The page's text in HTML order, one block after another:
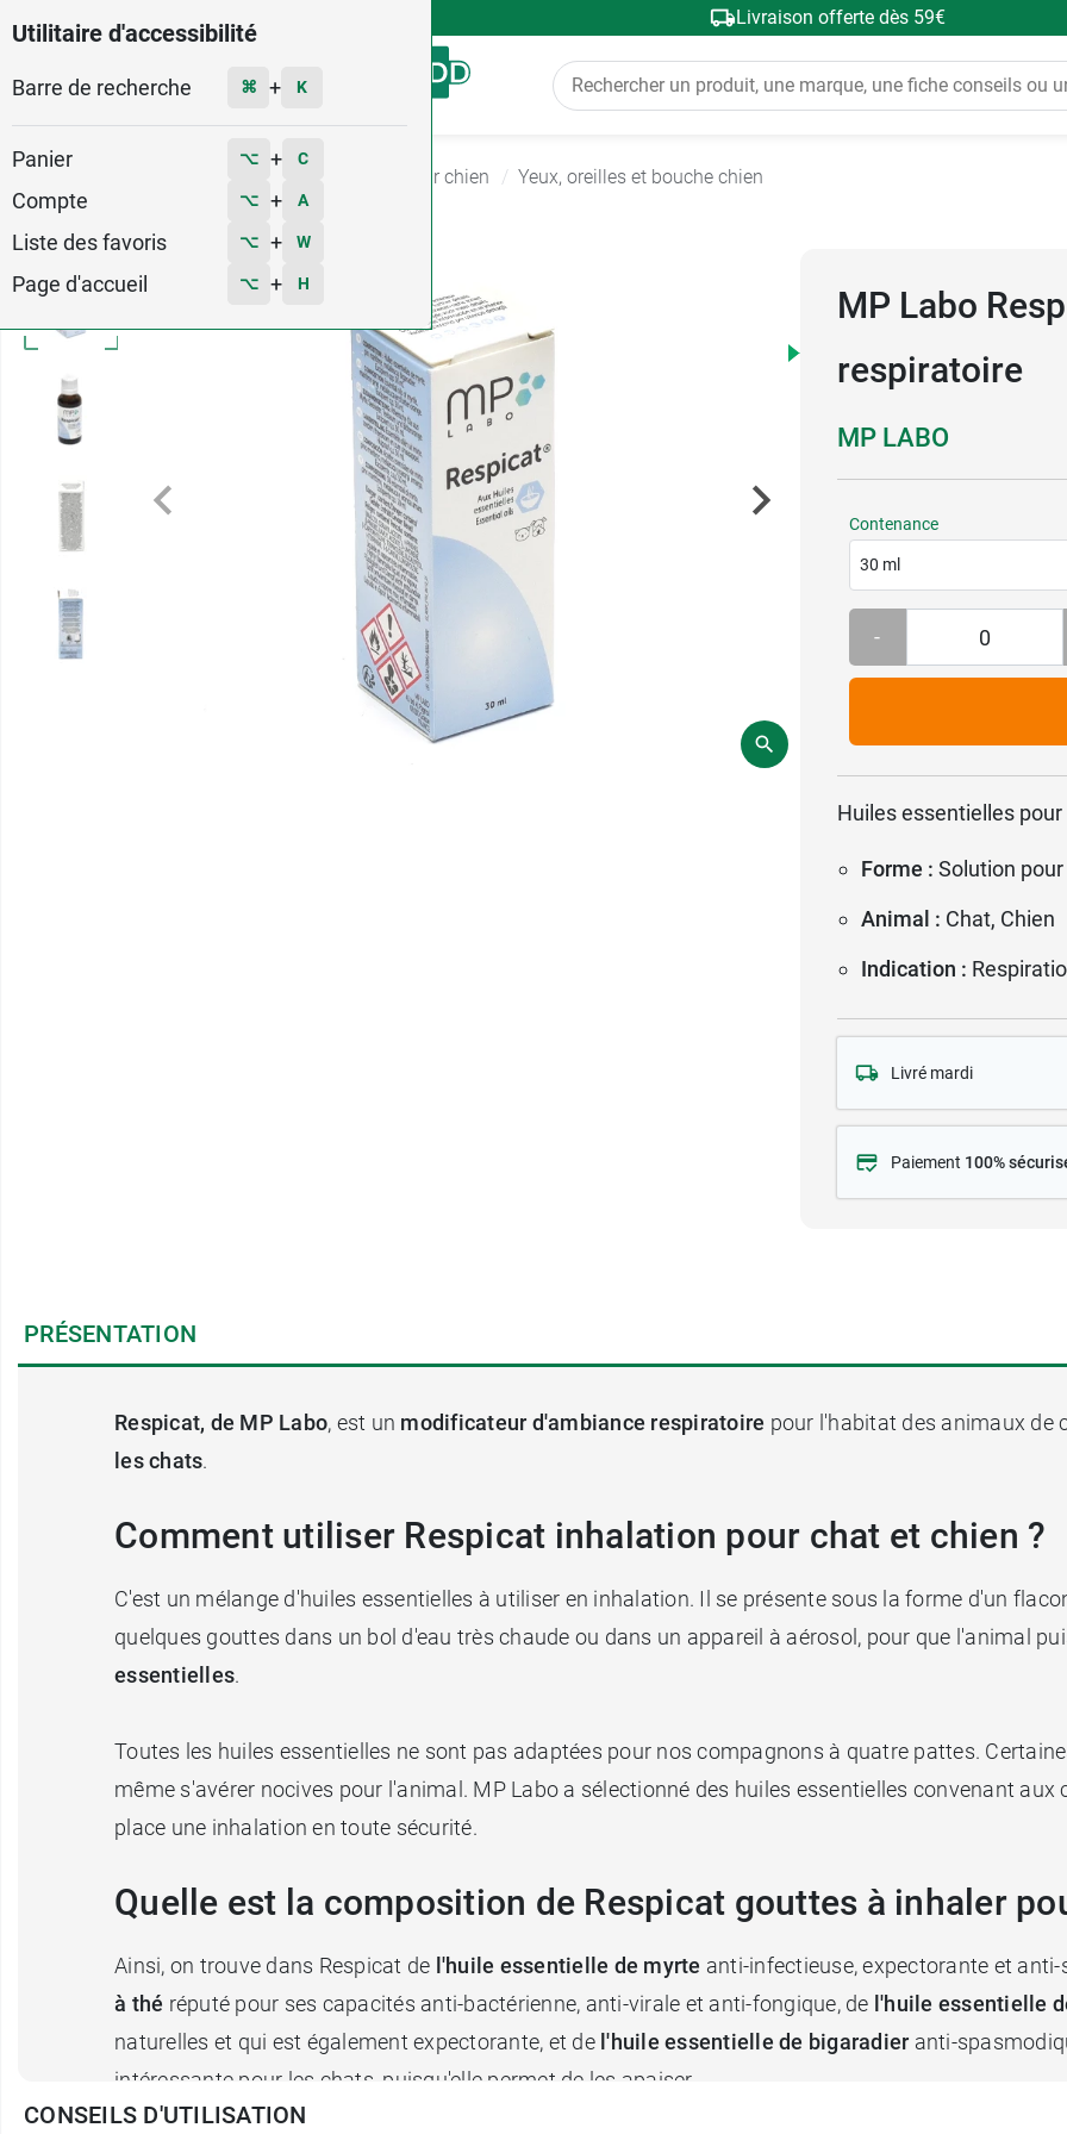
Utilitaire d'accessibilité
Barre de recherche ⌘ + K
Panier ⌥ + C
Compte ⌥ + A
Liste des favoris ⌥ + W
Page d'accueil ⌥ + H
Livraison offerte dès 59€
Menu
Produits vétérinaires pour chien Yeux, oreilles et bouche chien
MP Labo
respiratoire
MP LABO
Contenance
30 ml
-
Huiles essentielles
Forme : Solution
Animal : Chat, Chien
Indication :
Livré mardi
Paiement 100%
PRÉSENTATION
Respicat, de MP Labo, est un modificateur d'ambiance respiratoire pour l'habitat des animaux de
les chats.
Comment utiliser Respicat inhalation pour chat et chien ?
C'est un mélange d'huiles essentielles à utiliser en inhalation. Il se présente sous la forme d'un
quelques gouttes dans un bol d'eau très chaude ou dans un appareil à aérosol, pour que l'animal
essentielles.
Toutes les huiles essentielles ne sont pas adaptées pour nos compagnons à quatre pattes.
même s'avérer nocives pour l'animal. MP Labo a sélectionné des huiles essentielles convenant
place une inhalation en toute sécurité.
Quelle est la composition de Respicat gouttes à inhaler
Ainsi, on trouve dans Respicat de l'huile essentielle de myrte anti-infectieuse, expectorante et
à thé réputé pour ses capacités anti-bactérienne, anti-virale et anti-fongique, de l'huile essentielle
naturelles et qui est également expectorante, et de l'huile essentielle de bigaradier anti-
intéressante pour les chats, puisqu'elle permet de les apaiser.
CONSEILS D'UTILISATION